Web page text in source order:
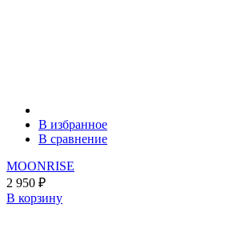
В избранное
В сравнение
MOONRISE
2 950 ₽
В корзину